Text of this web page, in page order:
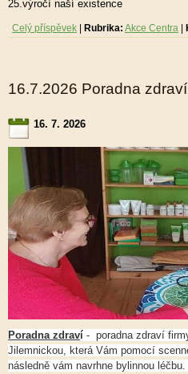
25.výročí naší existence
Celý příspěvek Rubrika: Akce Centra
16.7.2026 Poradna zdraví
16. 7. 2026
Poradna zdraví - poradna zdraví
Jilemnickou, která Vám pomocí
následně vám navrhne bylinnou léčbu.